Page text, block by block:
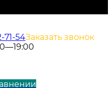
71-54Заказать звонок